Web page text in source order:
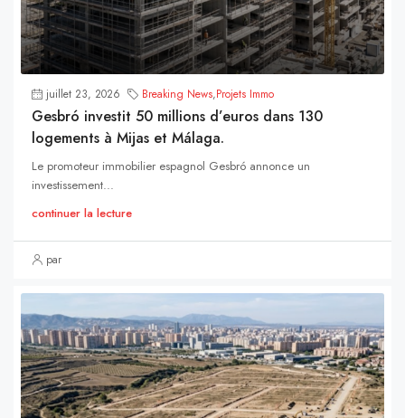
juillet 23, 2026 Breaking News,Projets Immo
Gesbró investit 50 millions d’euros dans 130
logements à Mijas et Málaga.
Le promoteur immobilier espagnol Gesbró annonce un
investissement...
continuer la lecture
par